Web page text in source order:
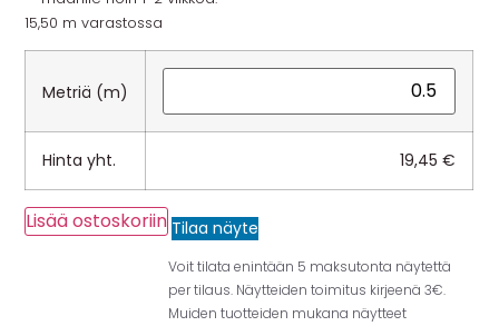
15,50 m varastossa
Metriä (m)
Hinta yht. 19,45€
Lisää ostoskoriin Tilaa näyte
Voit tilata enintään 5 maksutonta näytettä
per tilaus. Näytteiden toimitus kirjeenä 3€.
Muiden tuotteiden mukana näytteet